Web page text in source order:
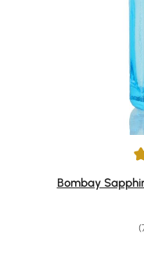
Durchschnittliche
Bombay